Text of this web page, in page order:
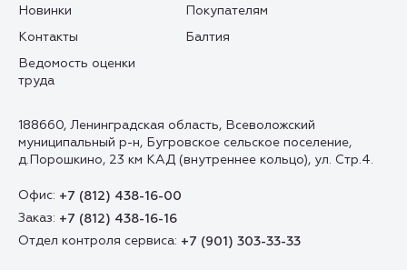
188660, Ленинградская область, Всеволожский
муниципальный р-н, Бугровское сельское поселение,
д.Порошкино, 23 км КАД (внутреннее кольцо), ул. Стр.4.
Офис: +7 (812) 438-16-00
Заказ: +7 (812) 438-16-16
Отдел контроля сервиса: +7 (901) 303-33-33
Новинки
Покупателям
Контакты
Балтия
Ведомость оценки
труда